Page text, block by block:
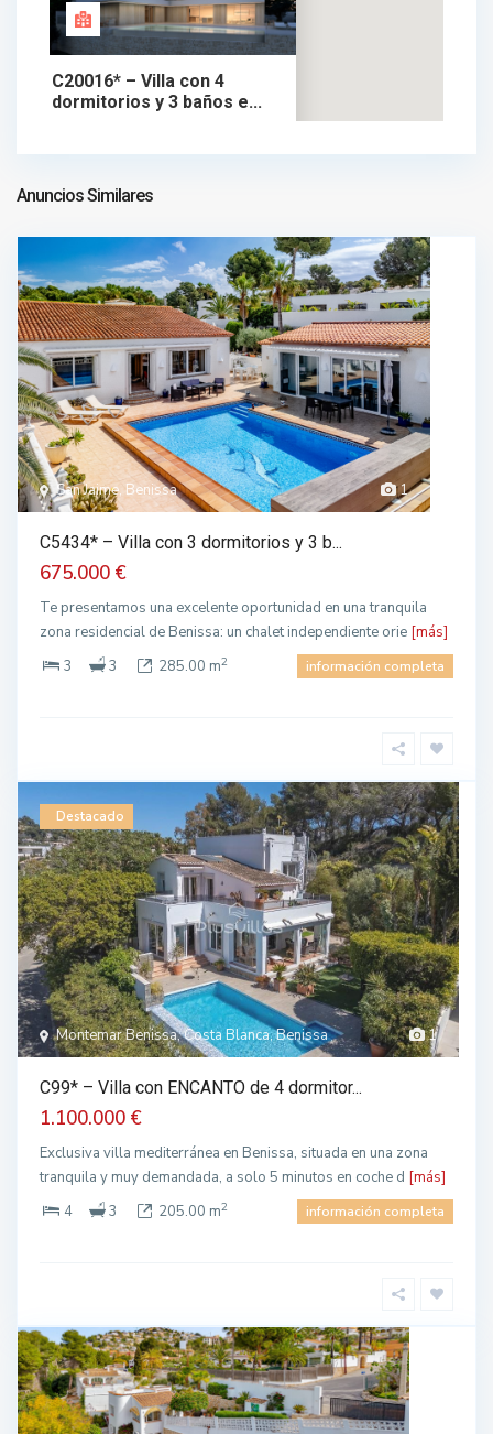
1.495.000 €
C20016* – Villa con 4
dormitorios y 3 baños e...
1.495.000 €
Anuncios Similares
1
San Jaime, Benissa
C5434* – Villa con 3 dormitorios y 3 b...
675.000 €
Te presentamos una excelente oportunidad en una tranquila
zona residencial de Benissa: un chalet independiente orie [más]
3
3 285.00 m2 información completa
1
Montemar Benissa, Costa Blanca, Benissa
Destacado
C99* – Villa con ENCANTO de 4 dormitor...
1.100.000 €
Exclusiva villa mediterránea en Benissa, situada en una zona
tranquila y muy demandada, a solo 5 minutos en coche d [más]
4
3 205.00 m2 información completa